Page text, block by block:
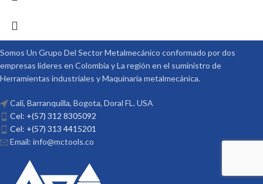
Somos Un Grupo Del Sector Metalmecánico conformado por dos
empresas lideres en Colombia y La región en el suministro de
Herramientas industriales y Maquinaria metalmecánica.
Cali, Barranquilla, Bogota, Doral FL. USA
Cel: +(57) 312 8305092
Cel: +(57) 313 4415201
Email: info@mctools.co